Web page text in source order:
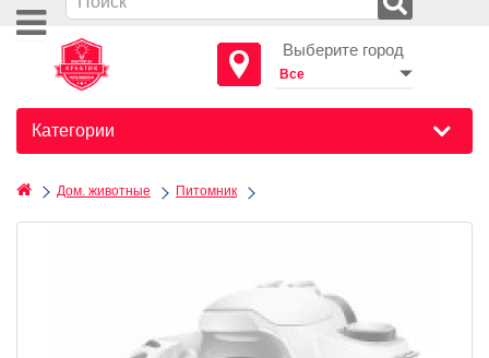
Выберите город
Категории
Дом. животные Питомник